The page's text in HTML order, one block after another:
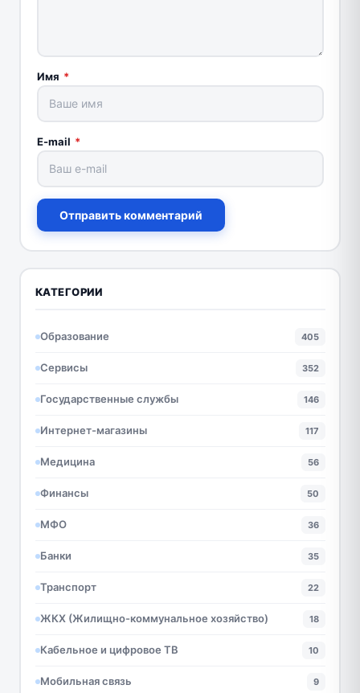
Имя *
E-mail *
Отправить комментарий
КАТЕГОРИИ
Образование 405
Сервисы 352
Государственные службы 146
Интернет-магазины 117
Медицина 56
Финансы 50
МФО 36
Банки 35
Транспорт 22
ЖКХ (Жилищно-коммунальное хозяйство) 18
Кабельное и цифровое ТВ 10
Мобильная связь 9